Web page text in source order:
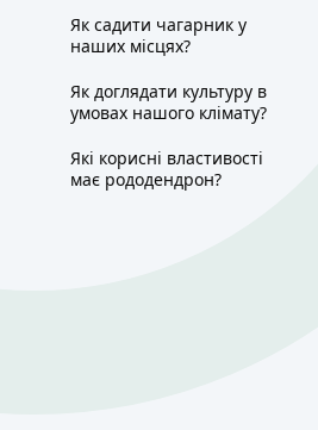
Як садити чагарник у
наших місцях?
Як доглядати культуру в
умовах нашого клімату?
Які корисні властивості
має рододендрон?